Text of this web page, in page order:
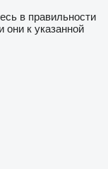
в правильности
они к указанной